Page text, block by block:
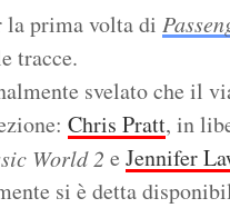
la prima volta di
tracce.
svelato che il
Chris Pratt, in
World 2 e Jennifer
si è detta